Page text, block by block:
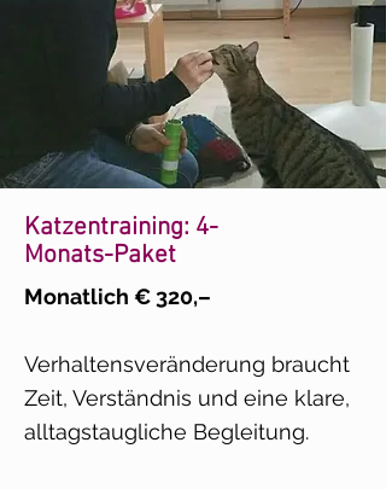
Katzentraining: 4-
Monats-Paket
Monatlich € 320,–
Verhaltensveränderung braucht
Zeit, Verständnis und eine klare,
alltagstaugliche Begleitung.